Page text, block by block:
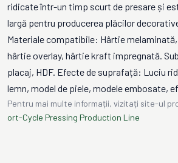
ridicate într-un timp scurt de presare și
largă pentru producerea plăcilor
Materiale compatibile: Hârtie
hârtie overlay, hârtie kraft impregnată.
placaj, HDF. Efecte de suprafață: Luciu
lemn, model de piele, modele embosate,
Pentru mai multe informații, vizitați site-ul
ort-Cycle Pressing Production Line